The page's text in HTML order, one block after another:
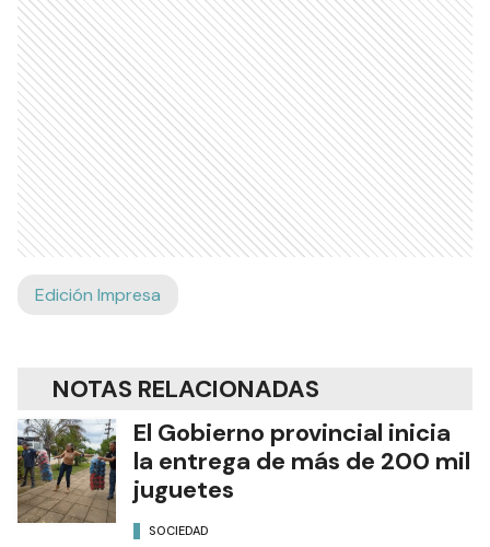
Edición Impresa
NOTAS RELACIONADAS
El Gobierno provincial inicia
la entrega de más de 200 mil
juguetes
SOCIEDAD